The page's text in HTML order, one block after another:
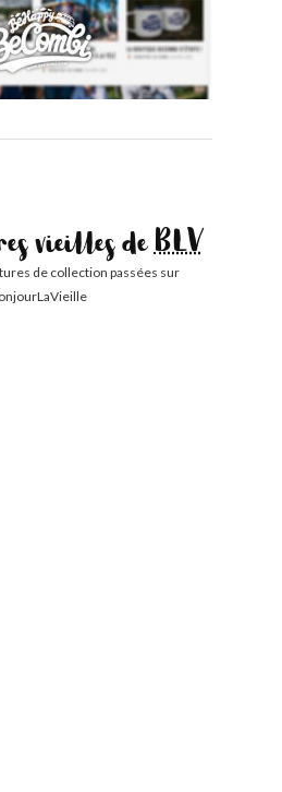
vieilles deBLV
de collection passées sur